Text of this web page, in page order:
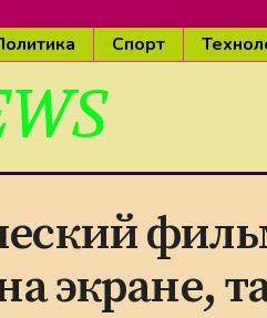
Спорт
экране,